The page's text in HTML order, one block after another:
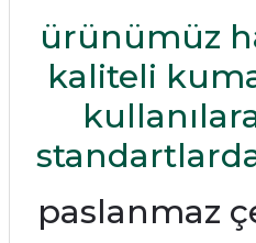
ürünümüz
kaliteli
paslanmaz